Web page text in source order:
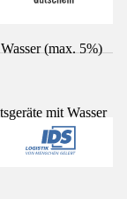
(max. 5%)
mit Wasser